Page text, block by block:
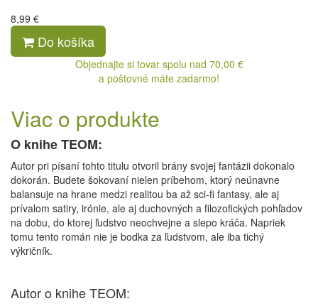
8,99 €
Do košíka
Objednajte si tovar spolu nad 70,00 €
a poštovné máte zadarmo!
Viac o produkte
O knihe TEOM:
Autor pri písaní tohto titulu otvoril brány svojej fantázii dokonalo
dokorán. Budete šokovaní nielen príbehom, ktorý neúnavne
balansuje na hrane medzi realitou ba až sci-fi fantasy, ale aj
prívalom satiry, irónie, ale aj duchovných a filozofických pohľadov
na dobu, do ktorej ľudstvo neochvejne a slepo kráča. Napriek
tomu tento román nie je bodka za ľudstvom, ale iba tichý
výkričník.
Autor o knihe TEOM: